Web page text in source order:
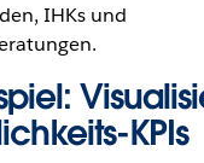
IHKs und
KPIs